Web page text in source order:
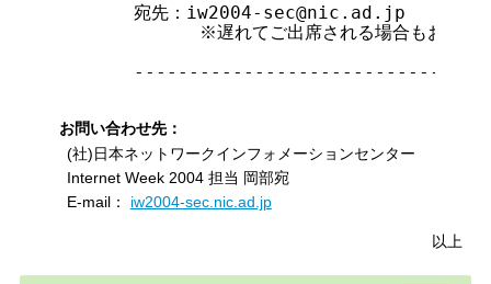
     宛先：iw2004-sec@nic.ad.jp
※遅れてご出席される場合もお知ら
お問い合わせ先：
(社)日本ネットワークインフォメーションセンター
Internet Week 2004 担当 岡部宛
E-mail： iw2004-sec.nic.ad.jp
以上